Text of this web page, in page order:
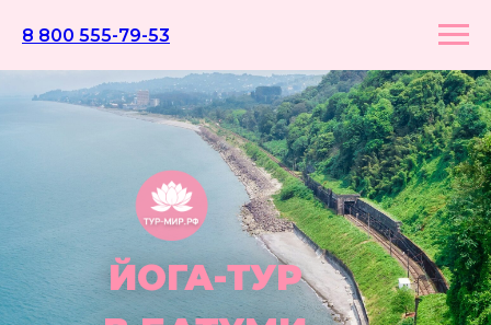
8 800 555-79-53
ЙОГА-ТУР